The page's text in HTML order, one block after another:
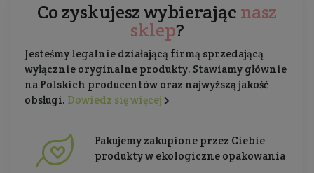
Co zyskujesz wybierając nasz
sklep?
Jesteśmy legalnie działającą firmą sprzedającą
wyłącznie oryginalne produkty. Stawiamy głównie
na Polskich producentów oraz najwyższą jakość
obsługi. Dowiedz się więcej
Pakujemy zakupione przez Ciebie
produkty w ekologiczne opakowania